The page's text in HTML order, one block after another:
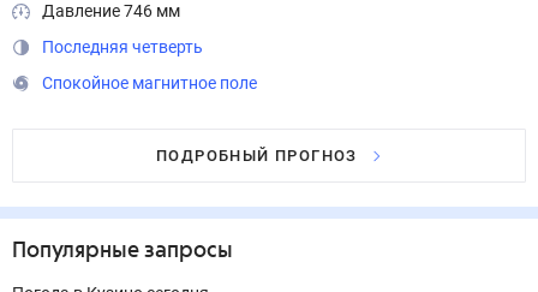
Давление 746 мм
Последняя четверть
Спокойное магнитное поле
ПОДРОБНЫЙ ПРОГНОЗ
Популярные запросы